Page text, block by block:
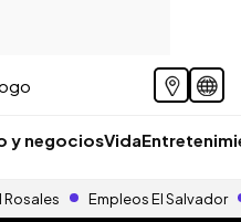
y negociosVida
Empleos El Salvador